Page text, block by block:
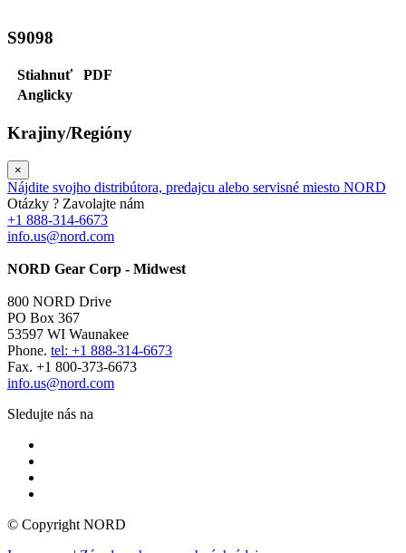
S9098
Stiahnuť
PDF
Anglicky
Krajiny/Regióny
×
Nájdite svojho distribútora, predajcu alebo servisné miesto NORD
Otázky ? Zavolajte nám
+1 888-314-6673
info.us@nord.com
NORD Gear Corp - Midwest
800 NORD Drive
PO Box 367
53597 WI Waunakee
Phone. tel: +1 888-314-6673
Fax. +1 800-373-6673
info.us@nord.com
Sledujte nás na
© Copyright NORD